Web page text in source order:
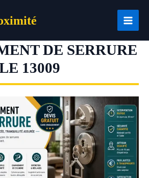
DE SERRURE
13009